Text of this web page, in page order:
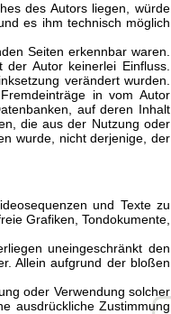
des Autors liegen, würde
es ihm technisch möglich
Seiten erkennbar waren.
Autor keinerlei Einfluss.
verändert wurden.
in vom Autor
auf deren Inhalt
die aus der Nutzung oder
wurde, nicht derjenige, der
und Texte zu
Grafiken, Tondokumente,
uneingeschränkt den
Allein aufgrund der bloßen
oder Verwendung solcher
ausdrückliche Zustimmung